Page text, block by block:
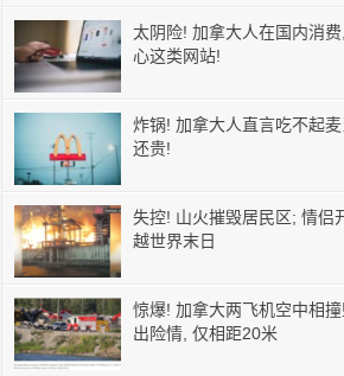
太阴险! 加拿大人在国内消
心这类网站!
炸锅! 加拿大人直言吃不起
还贵!
失控! 山火摧毁居民区; 情侣
越世界末日
惊爆! 加拿大两飞机空中相
出险情, 仅相距20米